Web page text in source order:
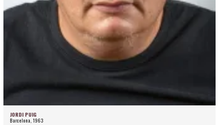
JORDI PUIG
Barcelona, 1963